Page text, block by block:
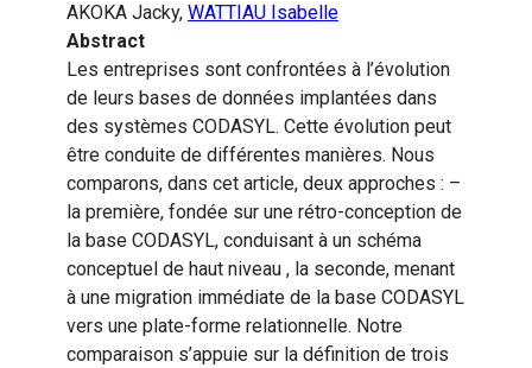
AKOKA Jacky, WATTIAU Isabelle
Abstract
Les entreprises sont confrontées à l’évolution
de leurs bases de données implantées dans
des systèmes CODASYL. Cette évolution peut
être conduite de différentes manières. Nous
comparons, dans cet article, deux approches : –
la première, fondée sur une rétro-conception de
la base CODASYL, conduisant à un schéma
conceptuel de haut niveau , la seconde, menant
à une migration immédiate de la base CODASYL
vers une plate-forme relationnelle. Notre
comparaison s’appuie sur la définition de trois